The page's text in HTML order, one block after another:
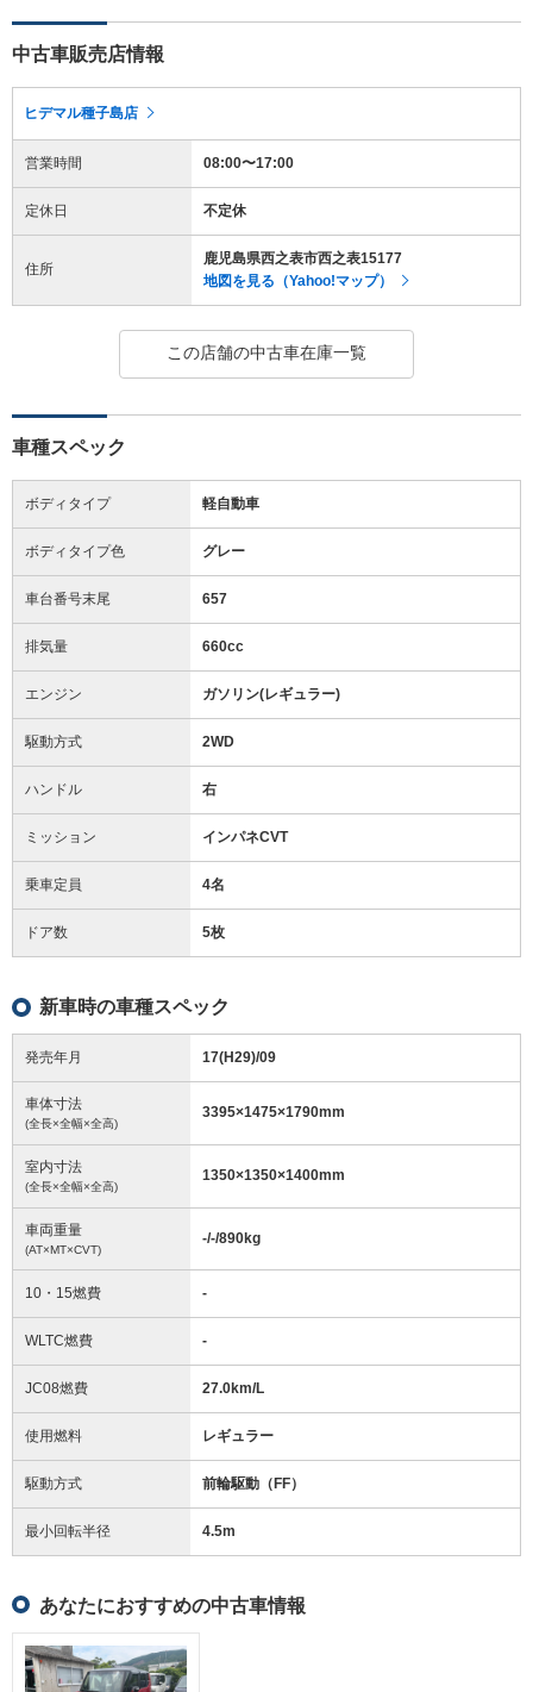
中古車販売店情報
ヒデマル種子島店
営業時間 08:00〜17:00
定休日 不定休
住所
鹿児島県西之表市西之表15177
地図を見る（Yahoo!マップ）
この店舗の中古車在庫一覧
車種スペック
ボディタイプ 軽自動車
ボディタイプ色 グレー
車台番号末尾 657
排気量 660cc
エンジン ガソリン(レギュラー)
駆動方式 2WD
ハンドル 右
ミッション インパネCVT
乗車定員 4名
ドア数 5枚
新車時の車種スペック
発売年月 17(H29)/09
車体寸法
(全長×全幅×全高)
3395×1475×1790mm
室内寸法
(全長×全幅×全高)
1350×1350×1400mm
車両重量
(AT×MT×CVT)
-/-/890kg
10・15燃費 -
WLTC燃費 -
JC08燃費 27.0km/L
使用燃料 レギュラー
駆動方式 前輪駆動（FF）
最小回転半径 4.5m
あなたにおすすめの中古車情報